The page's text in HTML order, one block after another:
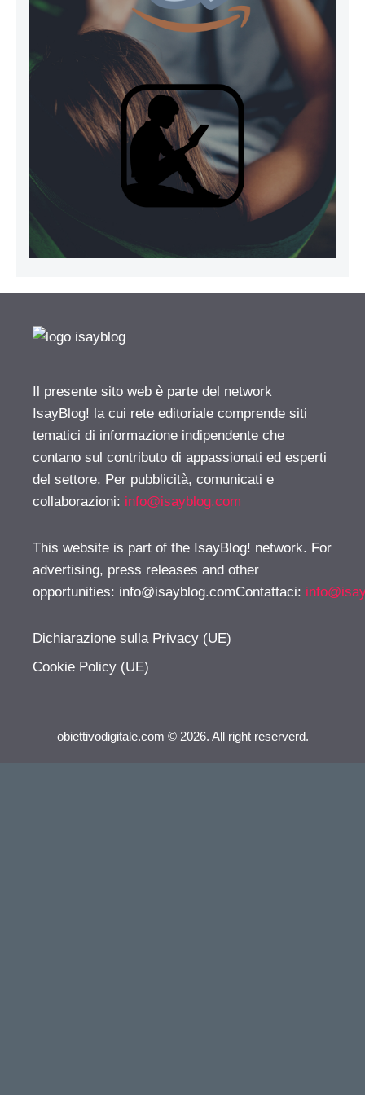
Il presente sito web è parte del network
IsayBlog! la cui rete editoriale comprende siti
tematici di informazione indipendente che
contano sul contributo di appassionati ed esperti
del settore. Per pubblicità, comunicati e
collaborazioni: info@isayblog.com
This website is part of the IsayBlog! network. For
advertising, press releases and other
opportunities: info@isayblog.comContattaci:
Dichiarazione sulla Privacy (UE)
Cookie Policy (UE)
obiettivodigitale.com © 2026. All right reserverd.